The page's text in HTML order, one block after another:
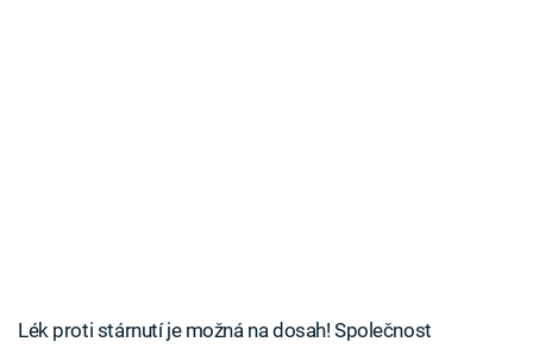
Lék proti stárnutí je možná na dosah! Společnost